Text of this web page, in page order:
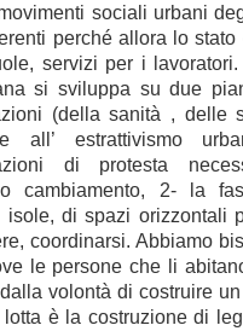
sociali urbani
perché allora lo
servizi per i
si sviluppa su due
(della sanità , delle
all’ estrattivismo
di protesta
cambiamento, 2- la
isole, di spazi orizzontali
coordinarsi. Abbiamo
le persone che li
volontà di costruire
è la costruzione di